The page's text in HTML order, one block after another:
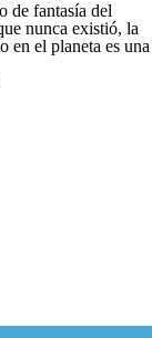
de fantasía del
nunca existió, la
en el planeta es una